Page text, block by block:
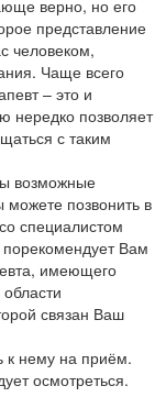
верно, но его
представление
человеком,
Чаще всего
– это и
нередко позволяет
с таким
возможные
позвонить в
специалистом
Вам
имеющего
связан Ваш
к нему на приём.
осмотреться.